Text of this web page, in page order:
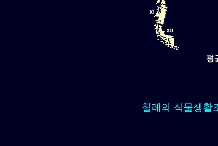
평
칠레의 식물생활